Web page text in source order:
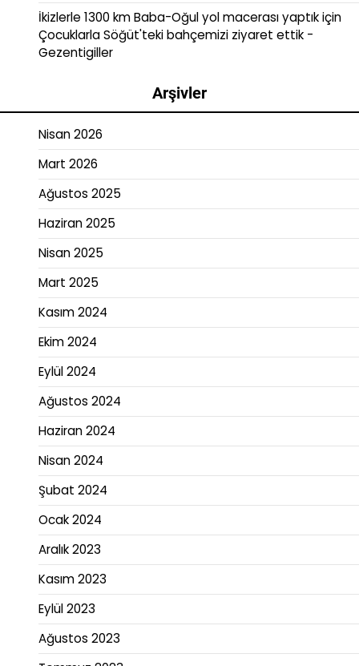
İkizlerle 1300 km Baba-Oğul yol macerası yaptıkiçin
Çocuklarla Söğüt'teki bahçemizi ziyaret ettik -
Gezentigiller
Arşivler
Nisan 2026
Mart 2026
Ağustos 2025
Haziran 2025
Nisan 2025
Mart 2025
Kasım 2024
Ekim 2024
Eylül 2024
Ağustos 2024
Haziran 2024
Nisan 2024
Şubat 2024
Ocak 2024
Aralık 2023
Kasım 2023
Eylül 2023
Ağustos 2023